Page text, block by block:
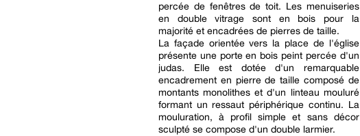
percée de fenêtres de toit. Les menuiseries
en double vitrage sont en bois pour la
majorité et encadrées de pierres de taille.
La façade orientée vers la place de l'église
présente une porte en bois peint percée d'un
judas. Elle est dotée d'un remarquable
encadrement en pierre de taille composé de
montants monolithes et d'un linteau mouluré
formant un ressaut périphérique continu. La
mouluration, à profil simple et sans décor
sculpté se compose d'un double larmier.